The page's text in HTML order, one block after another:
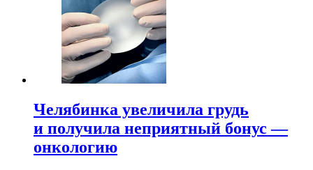
Челябинка увеличила грудь
и получила неприятный бонус —
онкологию